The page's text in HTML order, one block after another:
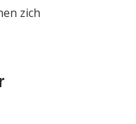
zich